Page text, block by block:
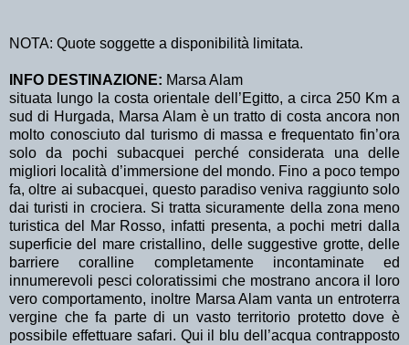
NOTA: Quote soggette a disponibilità limitata.
INFO DESTINAZIONE: Marsa Alam
situata lungo la costa orientale dell’Egitto, a circa 250 Km a
sud di Hurgada, Marsa Alam è un tratto di costa ancora non
molto conosciuto dal turismo di massa e frequentato fin’ora
solo da pochi subacquei perché considerata una delle
migliori località d’immersione del mondo. Fino a poco tempo
fa, oltre ai subacquei, questo paradiso veniva raggiunto solo
dai turisti in crociera. Si tratta sicuramente della zona meno
turistica del Mar Rosso, infatti presenta, a pochi metri dalla
superficie del mare cristallino, delle suggestive grotte, delle
barriere coralline completamente incontaminate ed
innumerevoli pesci coloratissimi che mostrano ancora il loro
vero comportamento, inoltre Marsa Alam vanta un entroterra
vergine che fa parte di un vasto territorio protetto dove è
possibile effettuare safari. Qui il blu dell’acqua contrapposto